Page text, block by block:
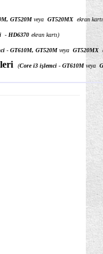
GT520M veya GT520MX ekran
- HD6370 ekran kartı)
- GT610M, GT520M veya GT520MX
(Core i3 işlemci - GT610M veya